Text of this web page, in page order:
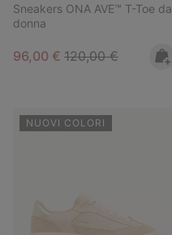
Sneakers ONA AVE™ T-Toe da
donna
Sale price:
96,00 € Regular price:
120,00 €
NUOVI COLORI